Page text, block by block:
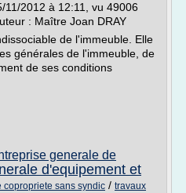
2012 à 12:11, vu 49006
: Maître Joan DRAY
de l'immeuble. Elle
générales de l'immeuble, de
de ses conditions
generale de
d'equipement et
copropriete sans syndic / travaux